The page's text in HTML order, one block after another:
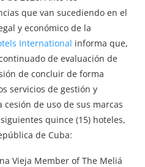
que van sucediendo en el
y económico de la
International informa que,
de evaluación de
de concluir de forma
servicios de gestión y
de uso de sus marcas
quince (15) hoteles,
de Cuba:
Vieja Member of The Meliá